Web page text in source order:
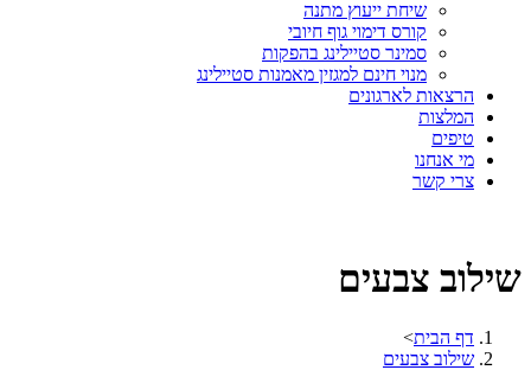
שיחת ייעוץ מתנה
קורס דימוי גוף חיובי
סמינר סטיילינג בהפקות
מנוי חינם למגזין מאמנות סטיילינג
הרצאות לארגונים
המלצות
טיפים
מי אנחנו
צרי קשר
שילוב צבעים
דף הבית>
שילוב צבעים